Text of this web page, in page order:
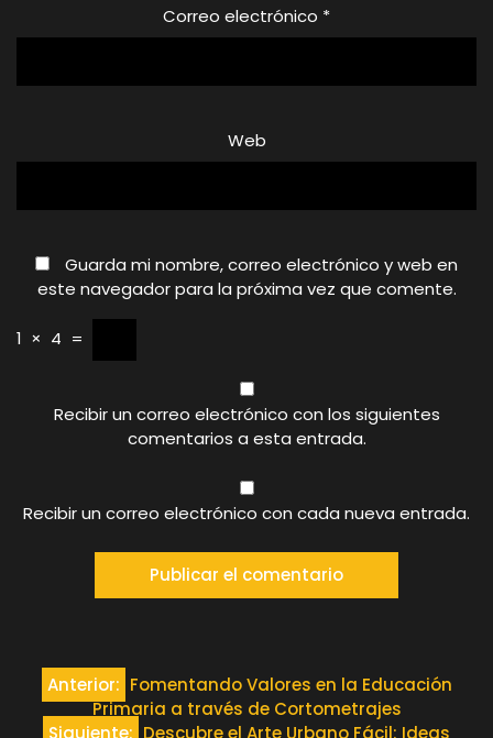
Correo electrónico *
Web
Guarda mi nombre, correo electrónico y web en
este navegador para la próxima vez que comente.
1 × 4 =
Recibir un correo electrónico con los siguientes
comentarios a esta entrada.
Recibir un correo electrónico con cada nueva entrada.
Navegación
Anterior: Fomentando Valores en la Educación
Primaria a través de Cortometrajes
Siguiente: Descubre el Arte Urbano Fácil: Ideas